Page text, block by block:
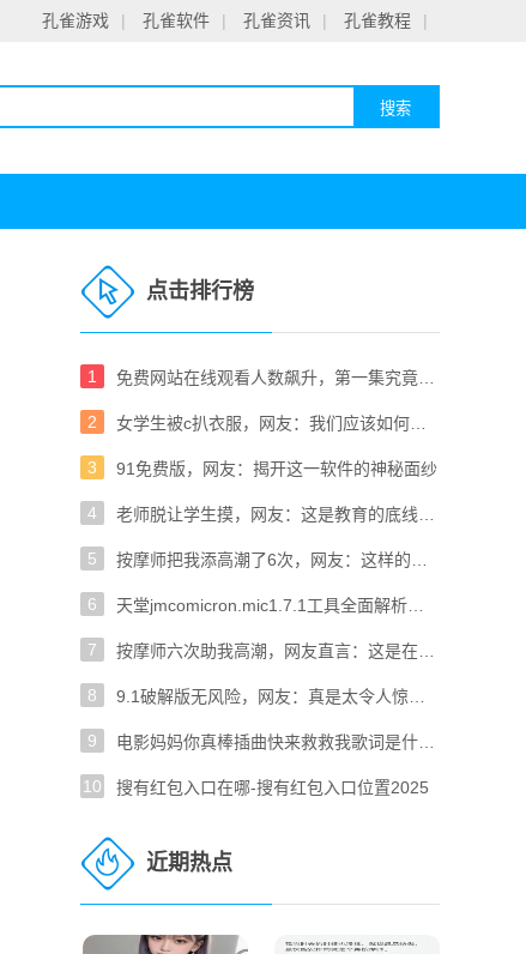
孔雀游戏 | 孔雀软件 | 孔雀资讯 | 孔雀教程 |
点击排行榜
1
2
3 91免费版，网友：揭开这一软件的神秘面纱
4
5
6
7
8
9
10 搜有红包入口在哪-搜有红包入口位置2025
近期热点